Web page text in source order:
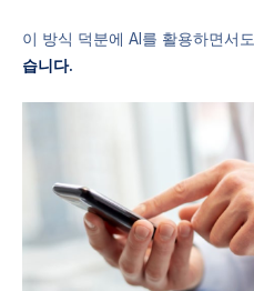
이 방식 덕분에 AI를 활용하면서도
습니다.